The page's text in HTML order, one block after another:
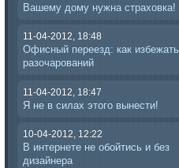
Вашему дому нужна страховка!
11-04-2012, 18:48
Офисный переезд: как избежать
разочарований
11-04-2012, 18:47
Я не в силах этого вынести!
10-04-2012, 12:22
В интернете не обойтись и без
дизайнера